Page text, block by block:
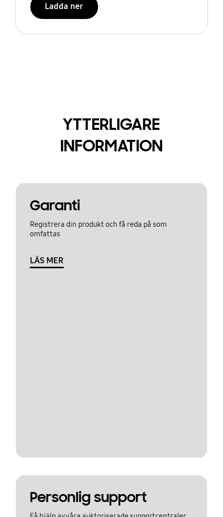
Ladda ner
YTTERLIGARE
INFORMATION
Garanti
Registrera din produkt och få reda på som
omfattas
LÄS MER
Personlig support